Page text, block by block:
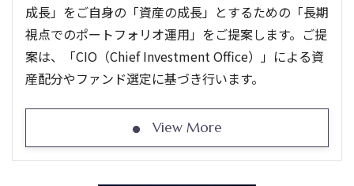
成長」をご自身の「資産の成長」とするための「長期
視点でのポートフォリオ運用」をご提案します。ご提
案は、「CIO（Chief Investment Office）」による資
産配分やファンド選定に基づき行います。
View More